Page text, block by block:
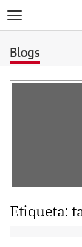
Blogs
Etiqueta: